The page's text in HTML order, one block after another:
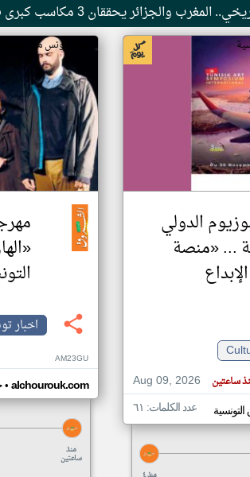
والجزائر يحققان 3 مكاسب كبرى في كأس إفريقيا للسيدات
الدولي
... «منصة
Aug 09, 2026
ساعتين
عدد الكلمات: ٦١
اخبار تونس من جريدة
اخبار
AM23GU
• alchourouk.com
منذ
ساعتين